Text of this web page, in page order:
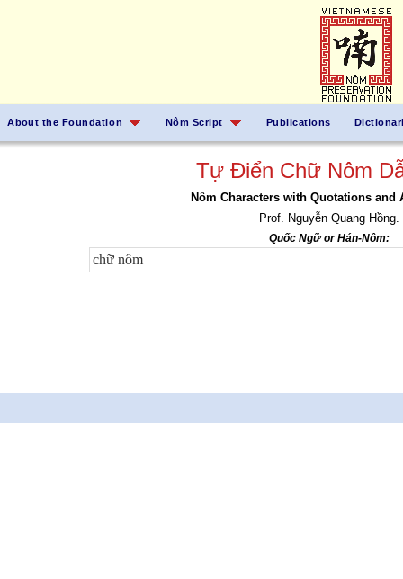
About the Foundation Nôm Script Publications
Tự Điển Chữ Nôm
Nôm Characters with Quotations and
Prof. Nguyễn Quang Hồng.
Quốc Ngữ or Hán-Nôm: